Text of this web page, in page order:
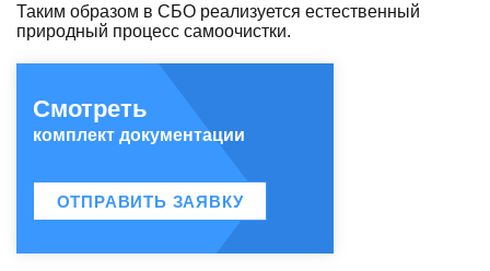
Таким образом в СБО реализуется естественный
природный процесс самоочистки.
Смотреть
комплект документации
ОТПРАВИТЬ ЗАЯВКУ